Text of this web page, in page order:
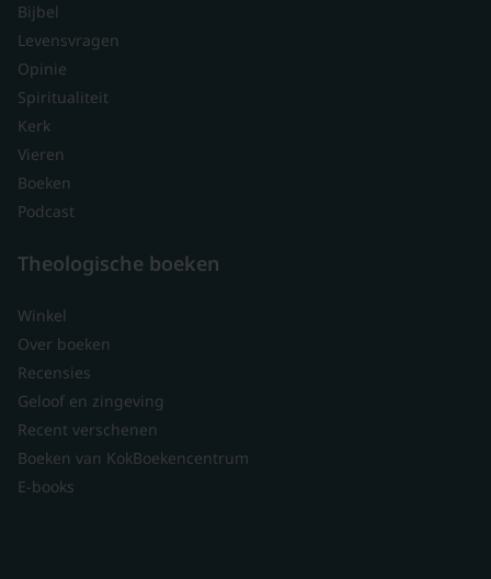
Bijbel
Levensvragen
Opinie
Spiritualiteit
Kerk
Vieren
Boeken
Podcast
Theologische boeken
Winkel
Over boeken
Recensies
Geloof en zingeving
Recent verschenen
Boeken van KokBoekencentrum
E-books